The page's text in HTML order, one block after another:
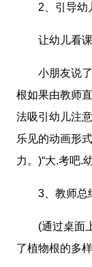
2、引导幼儿
让幼儿看课
小朋友说了
根如果由教师
法吸引幼儿注
乐见的动画形
力。)“大.考吧.
3、教师总结
(通过桌面上
了植物根的多